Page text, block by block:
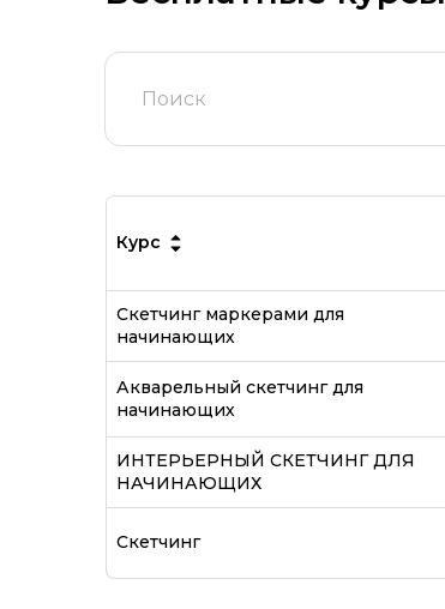
Курс
Скетчинг маркерами для
начинающих
Акварельный скетчинг для
начинающих
ИНТЕРЬЕРНЫЙ СКЕТЧИНГ ДЛЯ
НАЧИНАЮЩИХ
Скетчинг